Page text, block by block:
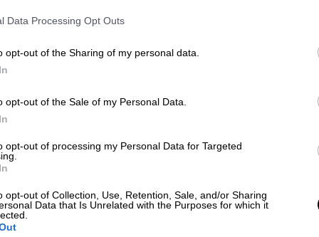
Data Processing Opt Outs
opt-out of the Sharing of my personal data.
opt-out of the Sale of my Personal Data.
opt-out of processing my Personal Data for Targeted
opt-out of Collection, Use, Retention, Sale, and/or Sharing
Data that Is Unrelated with the Purposes for which it
video